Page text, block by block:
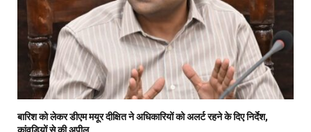
बारिश को लेकर डीएम मयूर दीक्षित ने अधिकारियों को अलर्ट रहने के दिए निर्देश,